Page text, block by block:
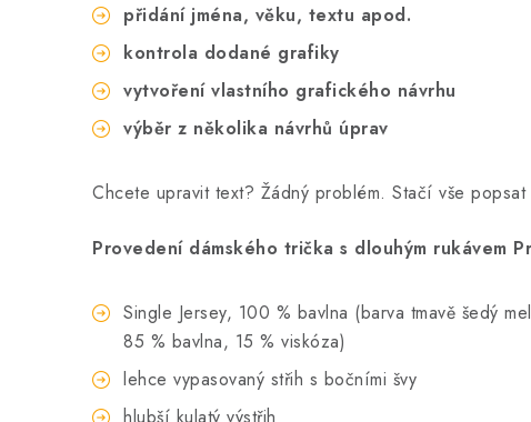
přidání jména, věku, textu apod.
kontrola dodané grafiky
vytvoření vlastního grafického návrhu
výběr z několika návrhů úprav
Chcete upravit text? Žádný problém. Stačí vše
Provedení dámského trička s dlouhým rukávem
Single Jersey, 100 % bavlna (barva tmavě šedý
85 % bavlna, 15 % viskóza)
lehce vypasovaný střih s bočními švy